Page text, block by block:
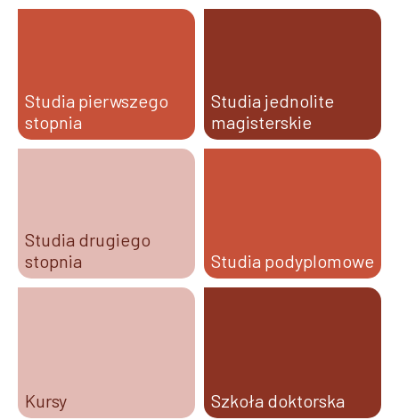
Studia pierwszego
stopnia
Studia jednolite
magisterskie
Studia drugiego
stopnia
Studia podyplomowe
Kursy Szkoła doktorska